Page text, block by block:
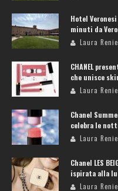
Hotel
minuti da
Laura
CHANEL
che unisce
Laura
Chanel
celebra le
Laura
Chanel LES
ispirata alla
Laura